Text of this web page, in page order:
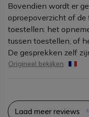
Bovendien wordt er
oproepoverzicht of
toestellen: het
tussen toestellen, of
De gesprekken zelf
Origineel bekijken
Laad meer reviews